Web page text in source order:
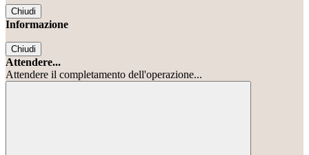
Chiudi
Informazione
Chiudi
Attendere...
Attendere il completamento dell'operazione...